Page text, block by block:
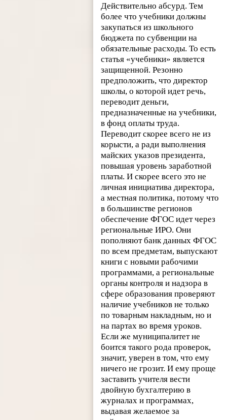
Действительно абсурд. Тем
более что учебники должны
закупаться из школьного
бюджета по субвенции на
обязательные расходы. То есть
статья «учебники» является
защищенной. Резонно
предположить, что директор
школы, о которой идет речь,
переводит деньги,
предназначенные на учебники,
в фонд оплаты труда.
Переводит скорее всего не из
корысти, а ради выполнения
майских указов президента,
повышая уровень заработной
платы. И скорее всего это не
личная инициатива директора,
а местная политика, потому что
в большинстве регионов
обеспечение ФГОС идет через
региональные ИРО. Они
пополняют банк данных ФГОС
по всем предметам, выпускают
книги с новыми рабочими
программами, а региональные
органы контроля и надзора в
сфере образования проверяют
наличие учебников не только
по товарным накладным, но и
на партах во время уроков.
Если же муниципалитет не
боится такого рода проверок,
значит, уверен в том, что ему
ничего не грозит. И ему проще
заставить учителя вести
двойную бухгалтерию в
журналах и программах,
выдавая желаемое за